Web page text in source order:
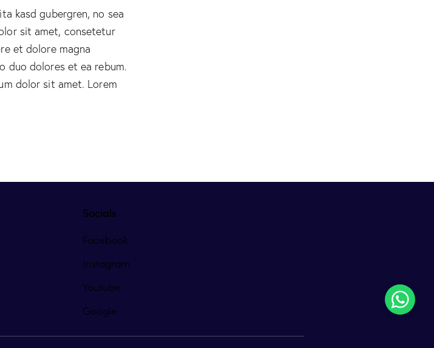
kasd gubergren, no sea
sit amet, consetetur
et dolore magna
duo dolores et ea rebum.
dolor sit amet. Lorem
Socials
Facebook
Instagram
Youtube
Google